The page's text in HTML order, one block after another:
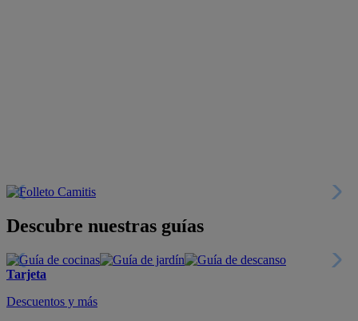
Descubre nuestras guías
Tarjeta
Descuentos y más